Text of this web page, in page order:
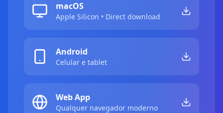
macOS
Apple Silicon • Direct download
Android
Celular e tablet
Web App
Qualquer navegador moderno